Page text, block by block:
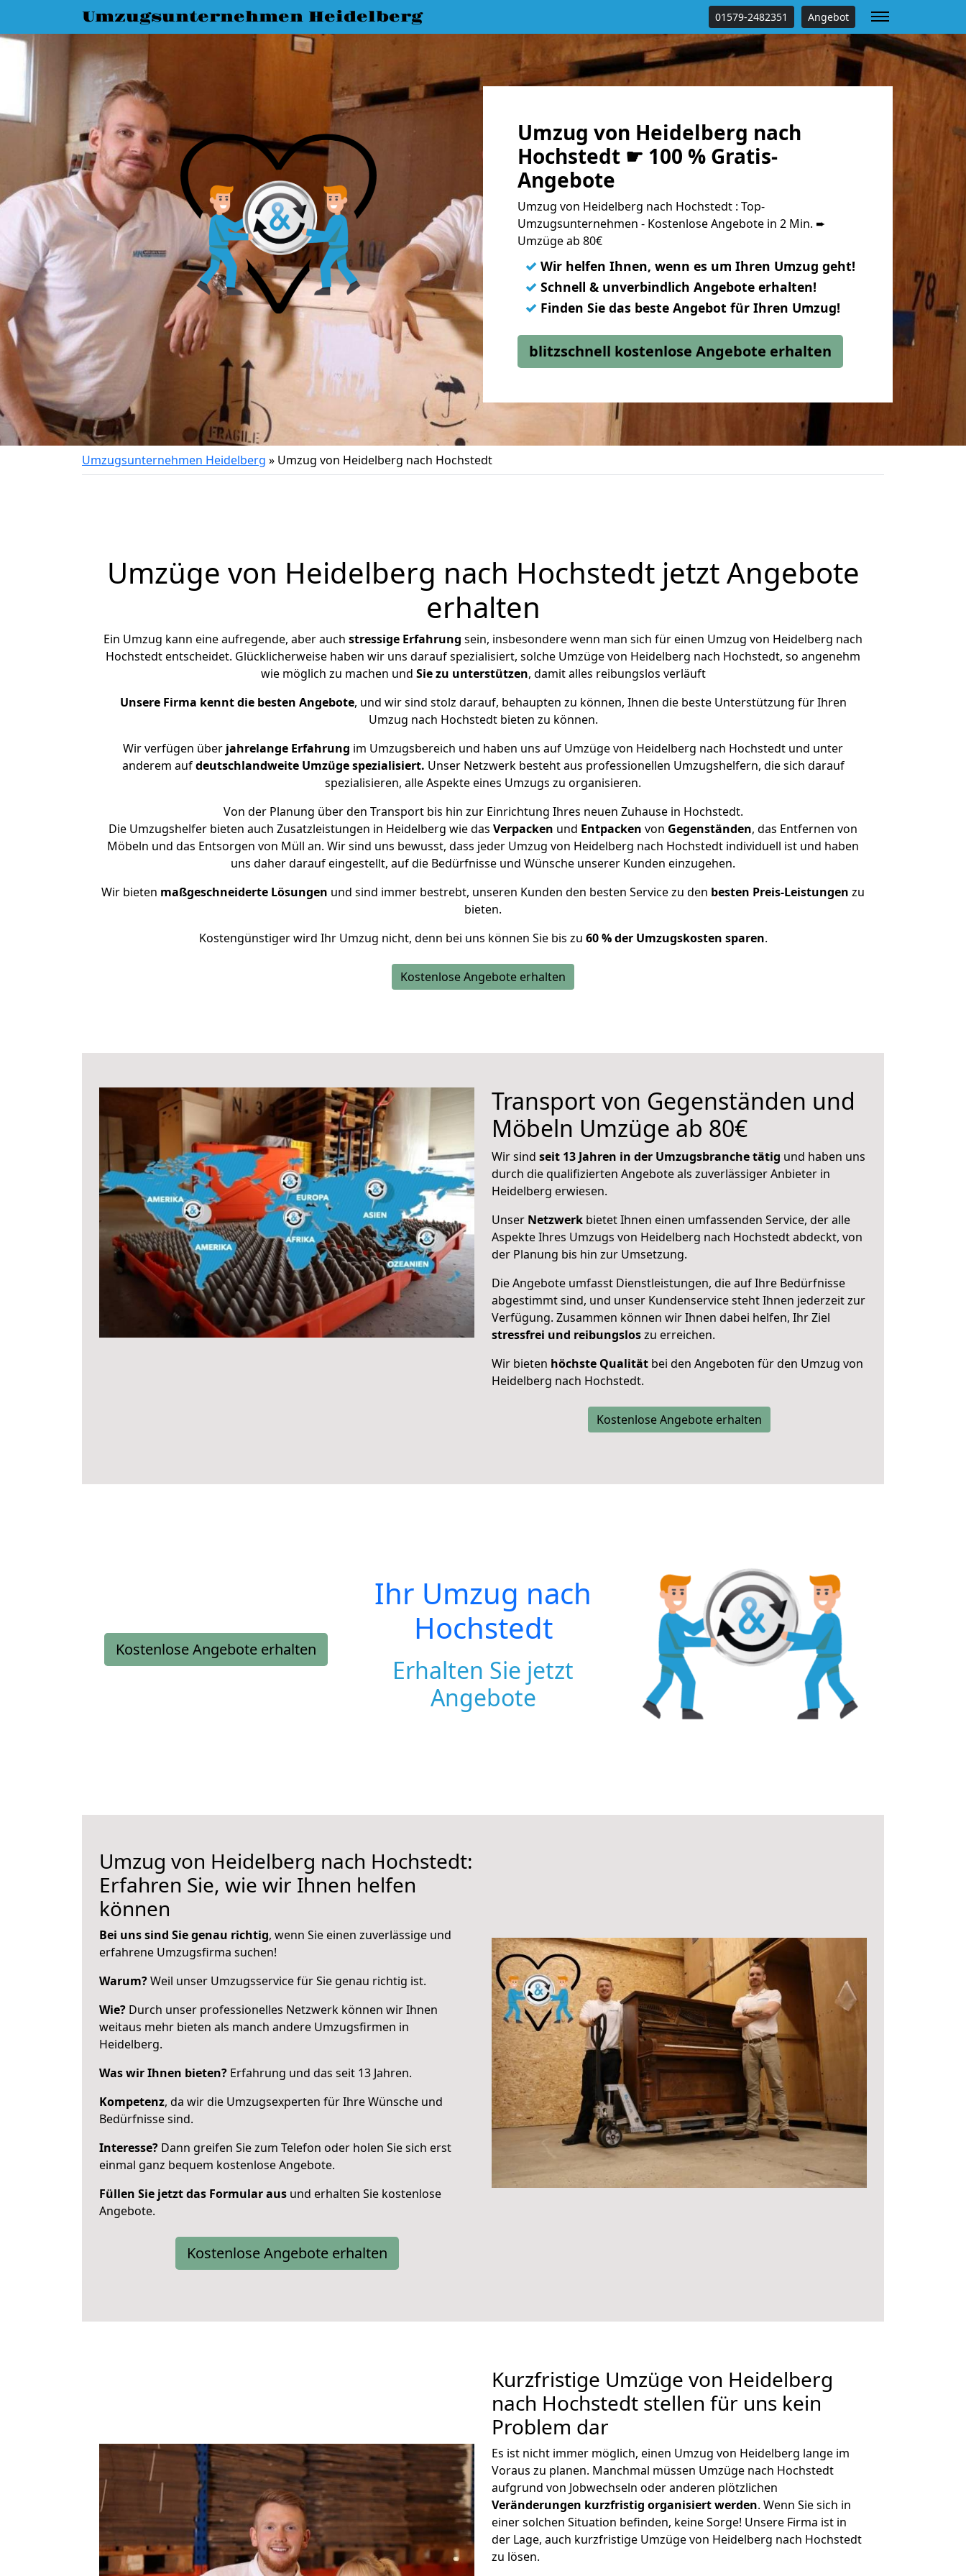
Umzugsunternehmen Heidelberg 01579-2482351 Angebot
Umzug von Heidelberg nach
Hochstedt ☛ 100 % Gratis-
Angebote
Umzug von Heidelberg nach Hochstedt : Top-
Umzugsunternehmen - Kostenlose Angebote in 2 Min. ➨
Umzüge ab 80€
✓ Wir helfen Ihnen, wenn es um Ihren Umzug geht!
✓ Schnell & unverbindlich Angebote erhalten!
✓ Finden Sie das beste Angebot für Ihren Umzug!
blitzschnell kostenlose Angebote erhalten
Umzugsunternehmen Heidelberg » Umzug von Heidelberg nach Hochstedt
Umzüge von Heidelberg nach Hochstedt jetzt Angebote
erhalten
Ein Umzug kann eine aufregende, aber auch stressige Erfahrung sein, insbesondere wenn man sich für einen Umzug von Heidelberg nach
Hochstedt entscheidet. Glücklicherweise haben wir uns darauf spezialisiert, solche Umzüge von Heidelberg nach Hochstedt, so angenehm
wie möglich zu machen und Sie zu unterstützen, damit alles reibungslos verläuft
Unsere Firma kennt die besten Angebote, und wir sind stolz darauf, behaupten zu können, Ihnen die beste Unterstützung für Ihren
Umzug nach Hochstedt bieten zu können.
Wir verfügen über jahrelange Erfahrung im Umzugsbereich und haben uns auf Umzüge von Heidelberg nach Hochstedt und unter
anderem aufdeutschlandweite Umzüge spezialisiert. Unser Netzwerk besteht aus professionellen Umzugshelfern, die sich darauf
spezialisieren, alle Aspekte eines Umzugs zu organisieren.
Von der Planung über den Transport bis hin zur Einrichtung Ihres neuen Zuhause in Hochstedt.
Die Umzugshelfer bieten auch Zusatzleistungen in Heidelberg wie das Verpacken und Entpacken von Gegenständen, das Entfernen von
Möbeln und das Entsorgen von Müll an. Wir sind uns bewusst, dass jeder Umzug von Heidelberg nach Hochstedt individuell ist und haben
uns daher darauf eingestellt, auf die Bedürfnisse und Wünsche unserer Kunden einzugehen.
Wir bieten maßgeschneiderte Lösungen und sind immer bestrebt, unseren Kunden den besten Service zu den besten Preis-Leistungen zu
bieten.
Kostengünstiger wird Ihr Umzug nicht, denn bei uns können Sie bis zu 60 % der Umzugskosten sparen.
Kostenlose Angebote erhalten
Transport von Gegenständen und
Möbeln Umzüge ab 80€
Wir sind seit 13 Jahren in der Umzugsbranche tätig und haben uns
durch die qualifizierten Angebote als zuverlässiger Anbieter in
Heidelberg erwiesen.
Unser Netzwerk bietet Ihnen einen umfassenden Service, der alle
Aspekte Ihres Umzugs von Heidelberg nach Hochstedt abdeckt, von
der Planung bis hin zur Umsetzung.
Die Angebote umfasst Dienstleistungen, die auf Ihre Bedürfnisse
abgestimmt sind, und unser Kundenservice steht Ihnen jederzeit zur
Verfügung. Zusammen können wir Ihnen dabei helfen, Ihr Ziel
stressfrei und reibungsloszu erreichen.
Wir bieten höchste Qualität bei den Angeboten für den Umzug von
Heidelberg nach Hochstedt.
Kostenlose Angebote erhalten
Kostenlose Angebote erhalten
Ihr Umzug nach
Hochstedt
Erhalten Sie jetzt
Angebote
Umzug von Heidelberg nach Hochstedt:
Erfahren Sie, wie wir Ihnen helfen
können
Bei uns sind Sie genau richtig, wenn Sie einen zuverlässige und
erfahrene Umzugsfirma suchen!
Warum?Weil unser Umzugsservice für Sie genau richtig ist.
Wie? Durch unser professionelles Netzwerk können wir Ihnen
weitaus mehr bieten als manch andere Umzugsfirmen in
Heidelberg.
Was wir Ihnen bieten? Erfahrung und das seit 13 Jahren.
Kompetenz, da wir die Umzugsexperten für Ihre Wünsche und
Bedürfnisse sind.
Interesse? Dann greifen Sie zum Telefon oder holen Sie sich erst
einmal ganz bequem kostenlose Angebote.
Füllen Sie jetzt das Formular aus und erhalten Sie kostenlose
Angebote.
Kostenlose Angebote erhalten
Kurzfristige Umzüge von Heidelberg
nach Hochstedt stellen für uns kein
Problem dar
Es ist nicht immer möglich, einen Umzug von Heidelberg lange im
Voraus zu planen. Manchmal müssen Umzüge nach Hochstedt
aufgrund von Jobwechseln oder anderen plötzlichen
Veränderungen kurzfristig organisiert werden. Wenn Sie sich in
einer solchen Situation befinden, keine Sorge! Unsere Firma ist in
der Lage, auch kurzfristige Umzüge von Heidelberg nach Hochstedt
zu lösen.